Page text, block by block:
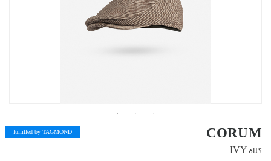
CORUM
کلاه IVY
fulfilled by TAGMOND